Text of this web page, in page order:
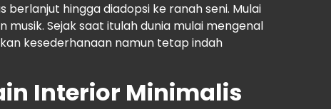
hingga diadopsi ke ranah seni. Mulai
musik. Sejak saat itulah dunia mulai mengenal
kesederhanaan namun tetap indah
Interior Minimalis